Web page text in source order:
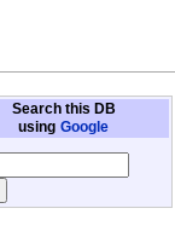
Search this DB
using Google